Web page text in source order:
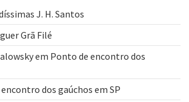
J. H. Santos
Grã Filé
em Ponto de encontro dos
dos gaúchos em SP